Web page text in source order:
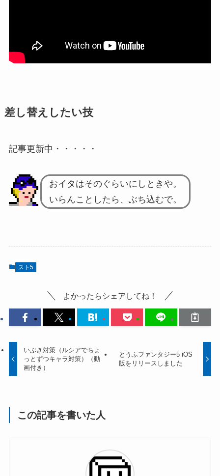
差し替えしたい技
記事更新中・・・・・
おイタはそのぐらいにしときや。
いらんことしたら、ぶち込むで。
スト5
よかったらシェアしてね！
いぶき対策（ルシアでちょ
っとずつキャラ対策）（動
画付き）
とうふファンタジー5 iOS
版をリリースしました
この記事を書いた人